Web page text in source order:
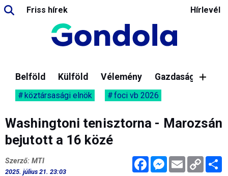
Friss hírek Hírlevél
Belföld Külföld Vélemény Gazdaság
köztársasági elnök foci vb 2026
Washingtoni tenisztorna - Marozsán
bejutott a 16 közé
FacebookMessenger
Email Copy
Link
Szerző: MTI
2025. július 21. 23:03